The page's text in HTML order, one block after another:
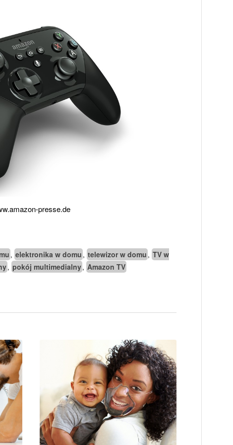
presse.de
, elektronika w domu , telewizor w domu , TV w
, pokój multimedialny, Amazon TV